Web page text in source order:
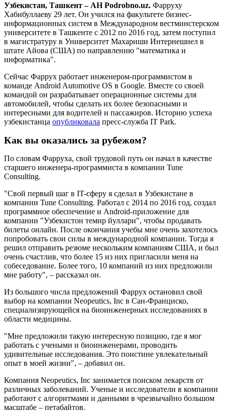
Узбекистан, Ташкент – АН Podrobno.uz. Фарруху
Хабибуллаеву 29 лет. Он учился на факультете бизнес-
информационных систем в Международном вестминстерском
университете в Ташкенте с 2012 по 2016 год, затем поступил
в магистратуру в Университет Махариши Интернешнел в
штате Айова (США) по направлению "математика и
информатика".
Сейчас Фаррух работает инженером-программистом в
команде Android Automotive OS в Google. Вместе со своей
командой он разрабатывает операционные системы для
автомобилей, чтобы сделать их более безопасными и
интересными для водителей и пассажиров. Историю успеха
узбекистанца опубликовала пресс-служба IT Park.
Как вы оказались за рубежом?
По словам Фарруха, свой трудовой путь он начал в качестве
старшего инженера-программиста в компании Tune
Consulting.
"Свой первый шаг в IT-сферу я сделал в Узбекистане в
компании Tune Consulting. Работал с 2014 по 2016 год, создал
программное обеспечение и Android-приложение для
компании "Узбекистон темир йуллари", чтобы продавать
билеты онлайн. После окончания учебы мне очень захотелось
попробовать свои силы в международной компании. Тогда я
решил отправить резюме нескольким компаниям США, и был
очень счастлив, что более 15 из них пригласили меня на
собеседование. Более того, 10 компаний из них предложили
мне работу", – рассказал он.
Из большого числа предложений Фаррух остановил свой
выбор на компании Neopeutics, Inc в Сан-Франциско,
специализирующейся на биоинженерных исследованиях в
области медицины.
"Мне предложили такую интересную позицию, где я мог
работать с учеными и биоинженерами, проводить
удивительные исследования. Это поистине увлекательный
опыт в моей жизни", – добавил он.
Компания Neopeutics, Inc занимается поиском лекарств от
различных заболеваний. Ученые и исследователи в компании
работают с алгоритмами и данными в чрезвычайно большом
масштабе – петабайтов.